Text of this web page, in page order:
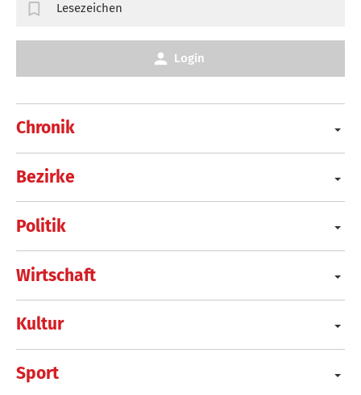
Chronik
Bezirke
Politik
Wirtschaft
Kultur
Sport
Lesezeichen
Login